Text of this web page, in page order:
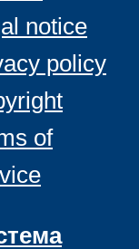
notice
policy
of